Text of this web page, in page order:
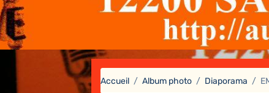
Accueil Album photo Diaporama